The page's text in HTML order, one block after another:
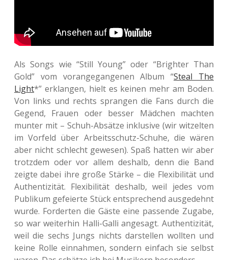
Als Songs wie “Still Young” oder “Brigh­ter Than
Gold” vom vor­an­ge­gan­ge­nen Album “Steal The
Light*” erklan­gen, hielt es keinen mehr am Boden.
Von links und rechts spran­gen die Fans durch die
Gegend, Frauen oder besser Mäd­chen mach­ten
munter mit – Schuh-Absät­ze inklu­si­ve (wir wit­zel­ten
im Vor­feld über Arbeits­schutz-Schuhe, die wären
aber nicht schlecht gewe­sen). Spaß hatten wir aber
trotz­dem oder vor allem des­halb, denn die Band
zeigte dabei ihre große Stärke – die Fle­xi­bi­li­tät und
Authen­ti­zi­tät. Fle­xi­bi­li­tät des­halb, weil jedes vom
Publi­kum gefei­er­te Stück ent­spre­chend aus­ge­dehnt
wurde. For­der­ten die Gäste eine pas­sen­de Zugabe,
so war wei­ter­hin Halli-Galli ange­sagt. Authen­ti­zi­tät,
weil die sechs Jungs nichts dar­stel­len woll­ten und
keine Rolle ein­nah­men, son­dern ein­fach sie selbst